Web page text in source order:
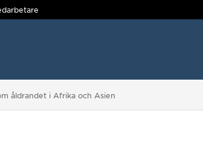
åldrandet i Afrika och Asien